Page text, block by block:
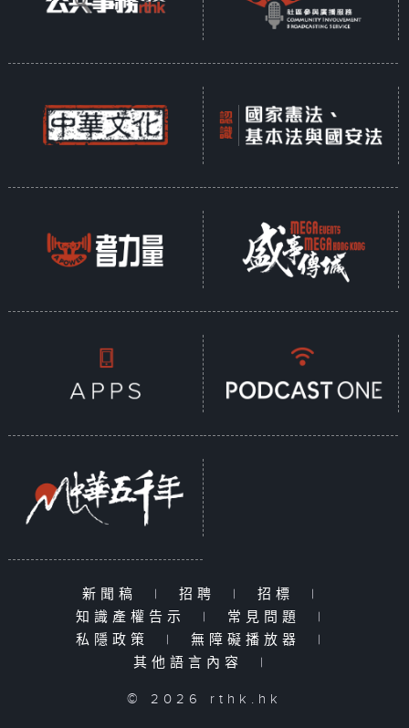
新聞稿 | 招聘 | 招標
|
知識產權告示
| 常見問題
|
私隱政策
| 無障礙播放器
|
其他語言內容
|
© 2026 rthk.hk